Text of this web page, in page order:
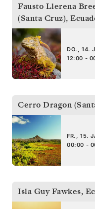
Fausto Llerena
(Santa Cruz),
DO., 14.
12:00 -
Cerro Dragon
FR., 15.
00:00 -
Isla Guy Fawkes,